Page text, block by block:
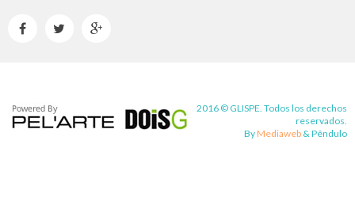
  
2016 © GLISPE. Todos los derechos
reservados.
By Mediaweb & Pêndulo